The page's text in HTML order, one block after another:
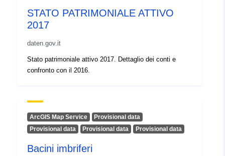
Periodizität der
Abgrenzung:
annual
Zeitliche
Abdeckung:
- 31 December 2014
STATO PATRIMONIALE ATTIVO
2017
daten.gov.it
Stato patrimoniale attivo 2017. Dettaglio dei conti e
confronto con il 2016.
ArcGIS Map Service
Provisional data
Provisional data
Provisional data Provisional data
Bacini imbriferi